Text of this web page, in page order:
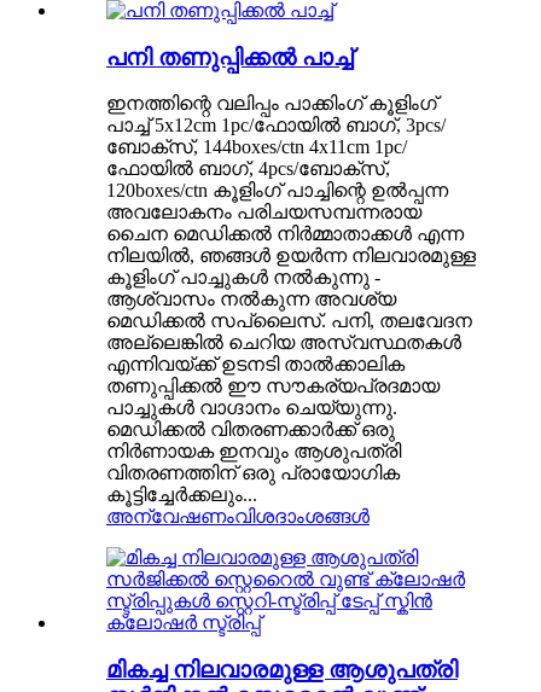
പനി തണുപ്പിക്കൽ പാച്ച്
ഇനത്തിന്റെ വലിപ്പം പാക്കിംഗ് കൂളിംഗ്
പാച്ച് 5x12cm 1pc/ഫോയിൽ ബാഗ്, 3pcs/
ബോക്സ്, 144boxes/ctn 4x11cm 1pc/
ഫോയിൽ ബാഗ്, 4pcs/ബോക്സ്,
120boxes/ctn കൂളിംഗ് പാച്ചിന്റെ ഉൽപ്പന്ന
അവലോകനം പരിചയസമ്പന്നരായ
ചൈന മെഡിക്കൽ നിർമ്മാതാക്കൾ എന്ന
നിലയിൽ, ഞങ്ങൾ ഉയർന്ന നിലവാരമുള്ള
കൂളിംഗ് പാച്ചുകൾ നൽകുന്നു -
ആശ്വാസം നൽകുന്ന അവശ്യ
മെഡിക്കൽ സപ്ലൈസ്. പനി, തലവേദന
അല്ലെങ്കിൽ ചെറിയ അസ്വസ്ഥതകൾ
എന്നിവയ്ക്ക് ഉടനടി താൽക്കാലിക
തണുപ്പിക്കൽ ഈ സൗകര്യപ്രദമായ
പാച്ചുകൾ വാഗ്ദാനം ചെയ്യുന്നു.
മെഡിക്കൽ വിതരണക്കാർക്ക് ഒരു
നിർണായക ഇനവും ആശുപത്രി
വിതരണത്തിന് ഒരു പ്രായോഗിക
കൂട്ടിച്ചേർക്കലും...
അന്വേഷണംവിശദാംശങ്ങൾ
മികച്ച നിലവാരമുള്ള ആശുപത്രി